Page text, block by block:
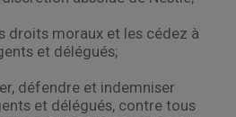
droits moraux et les cédez à
et délégués;
défendre et indemniser
et délégués, contre tous